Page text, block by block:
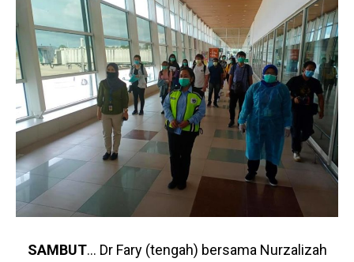
SAMBUT… Dr Fary (tengah) bersama Nurzalizah